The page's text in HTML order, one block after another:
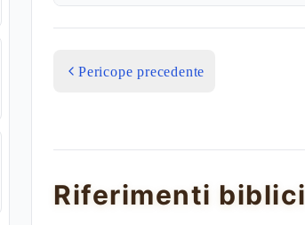
Pericope precedente
Riferimenti biblici